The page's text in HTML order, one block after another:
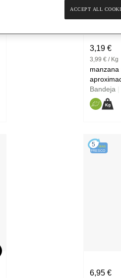
3,19 €
3,99 € / Kg
Bandeja
5 DÍAS
FRESCO
6,95 €
ACCEPT ALL